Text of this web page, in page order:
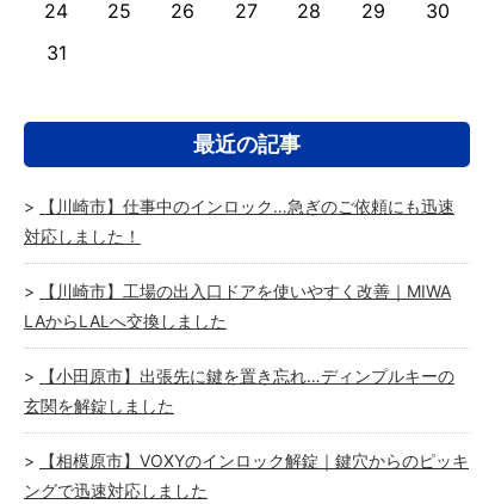
24 25 26 27 28 29
30
31
最近の記事
【川崎市】仕事中のインロック…急ぎのご依頼にも迅速
対応しました！
【川崎市】工場の出入口ドアを使いやすく改善｜MIWA
LAからLALへ交換しました
【小田原市】出張先に鍵を置き忘れ…ディンプルキーの
玄関を解錠しました
【相模原市】VOXYのインロック解錠｜鍵穴からのピッキ
ングで迅速対応しました